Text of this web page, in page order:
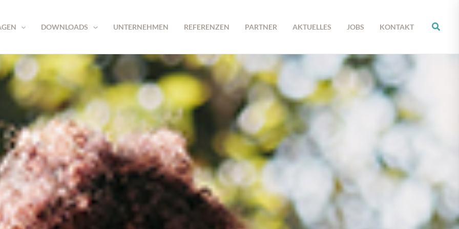
DOWNLOADS UNTERNEHMEN REFERENZEN PARTNER AKTUELLES JOBS KONTAKT